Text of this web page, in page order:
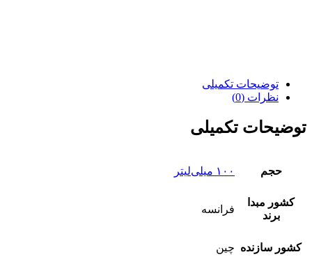
توضیحات تکمیلی
نظرات (0)
توضیحات تکمیلی
حجم ۱۰۰ میلی‌لیتر
کشور مبدا
برند
فرانسه
کشور سازنده چین